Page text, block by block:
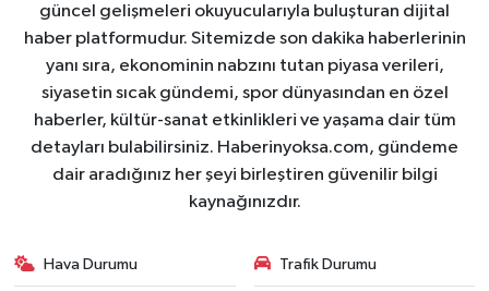
güncel gelişmeleri okuyucularıyla buluşturan dijital
haber platformudur. Sitemizde son dakika haberlerinin
yanı sıra, ekonominin nabzını tutan piyasa verileri,
siyasetin sıcak gündemi, spor dünyasından en özel
haberler, kültür-sanat etkinlikleri ve yaşama dair tüm
detayları bulabilirsiniz. Haberinyoksa.com, gündeme
dair aradığınız her şeyi birleştiren güvenilir bilgi
kaynağınızdır.
Hava Durumu Trafik Durumu